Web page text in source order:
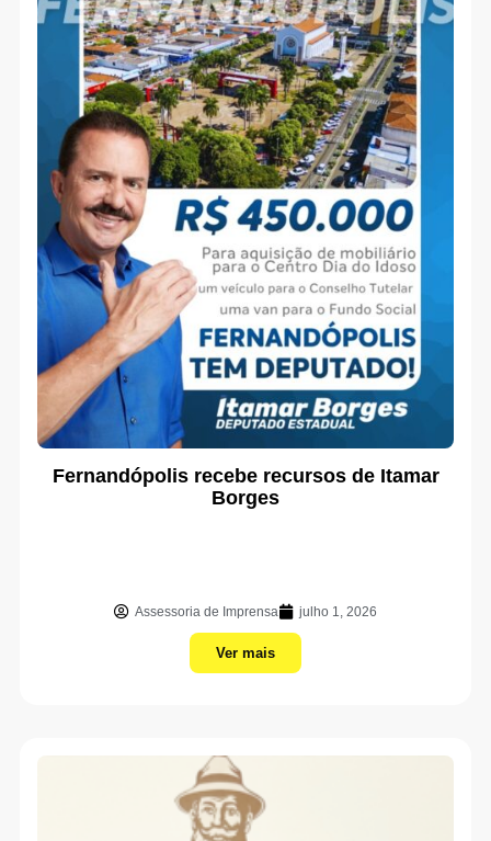
Fernandópolis recebe recursos de Itamar
Borges
Assessoria de Imprensa julho 1, 2026
Ver mais